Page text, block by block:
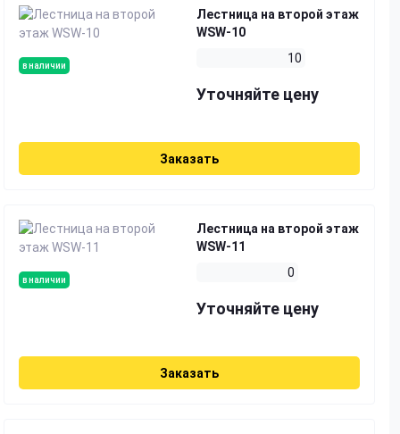
в наличии
Лестница на второй этаж
WSW-10
10
Уточняйте цену
Заказать
в наличии
Лестница на второй этаж
WSW-11
0
Уточняйте цену
Заказать